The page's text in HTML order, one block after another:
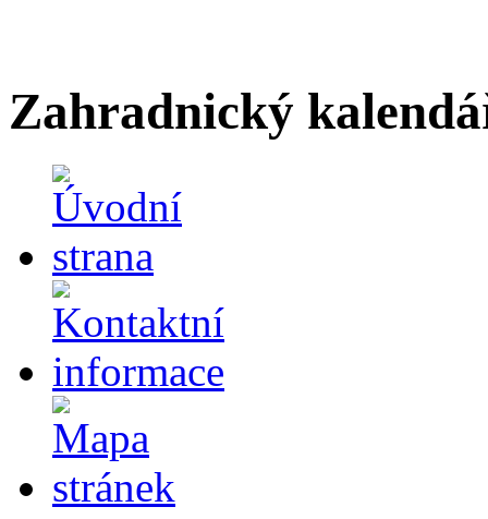
Zahradnický